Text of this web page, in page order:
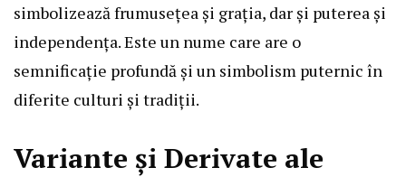
simbolizează frumusețea și grația, dar și puterea și
independența. Este un nume care are o
semnificație profundă și un simbolism puternic în
diferite culturi și tradiții.
Variante și Derivate ale